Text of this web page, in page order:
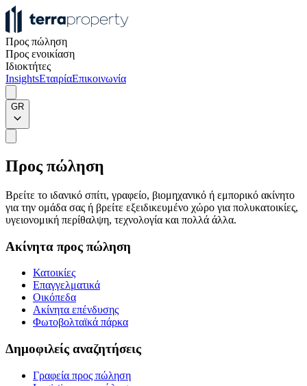
Προς πώληση
Προς ενοικίαση
Ιδιοκτήτες
InsightsΕταιρίαΕπικοινωνία
GR
Προς πώληση
Βρείτε το ιδανικό σπίτι, γραφείο, βιομηχανικό ή εμπορικό ακίνητο
για την ομάδα σας ή βρείτε εξειδικευμένο χώρο για πολυκατοικίες,
υγειονομική περίθαλψη, τεχνολογία και πολλά άλλα.
Ακίνητα προς πώληση
Κατοικίες
Επαγγελματικά
Οικόπεδα
Ακίνητα επένδυσης
Φωτοβολταϊκά πάρκα
Δημοφιλείς αναζητήσεις
Γραφεία προς πώληση